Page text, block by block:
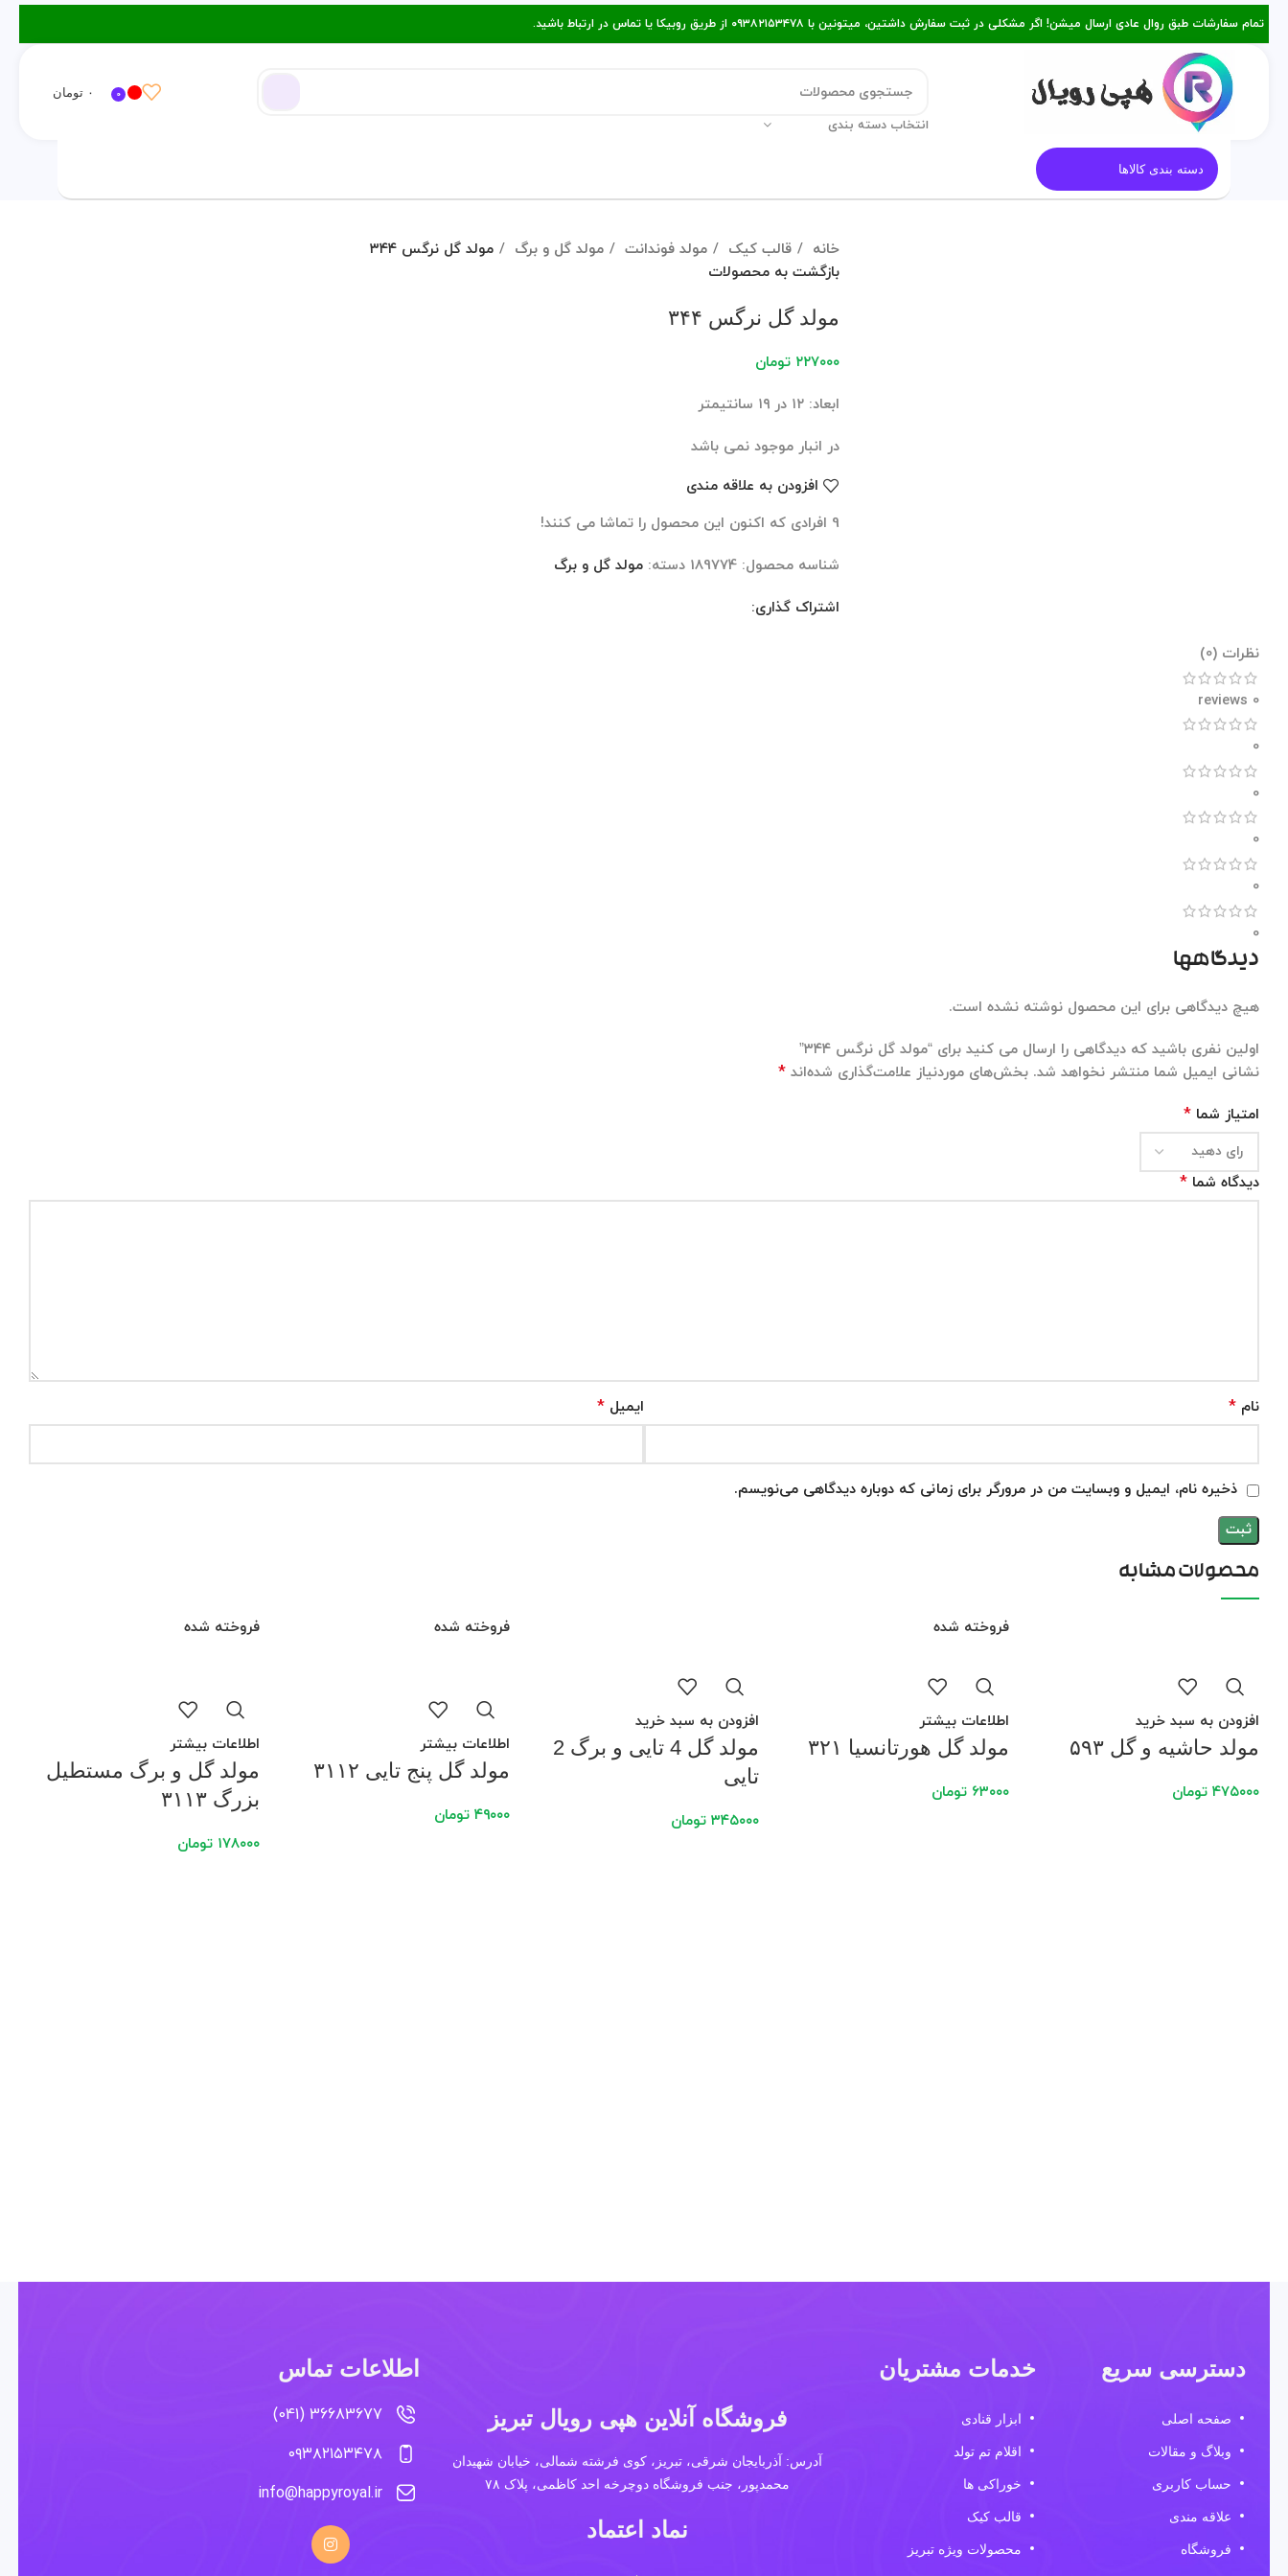
تمام سفارشات طبق روال عادی ارسال میشن! اگر مشکلی در ثبت سفارش داشتین، میتونین با ۰۹۳۸۲۱۵۳۴۷۸ از طریق روبیکا یا تماس در ارتباط باشید.
انتخاب دسته بندی
0 ۰ تومان
دسته بندی کالاها
خانه قالب کیک مولد فوندانت مولد گل و برگ
مولد گل نرگس ۳۴۴
بازگشت به محصولات
مولد گل نرگس ۳۴۴
۲۲۷۰۰۰ تومان
ابعاد: ۱۲ در ۱۹ سانتیمتر
در انبار موجود نمی باشد
افزودن به علاقه مندی
9 افرادی که اکنون این محصول را تماشا می کنند!
شناسه محصول: 189774 دسته: مولد گل و برگ
اشتراک گذاری:
نظرات (0)
0 reviews
0
0
0
0
0
دیدگاهها
هیچ دیدگاهی برای این محصول نوشته نشده است.
اولین نفری باشید که دیدگاهی را ارسال می کنید برای “مولد گل نرگس ۳۴۴”
نشانی ایمیل شما منتشر نخواهد شد. بخش‌های موردنیاز علامت‌گذاری شده‌اند *
امتیاز شما *
دیدگاه شما *
نام * ایمیل *
ذخیره نام، ایمیل و وبسایت من در مرورگر برای زمانی که دوباره دیدگاهی می‌نویسم.
محصولات مشابه
افزودن به سبد خرید
مولد حاشیه و گل ۵۹۳
۴۷۵۰۰۰ تومان
فروخته شده
اطلاعات بیشتر
مولد گل هورتانسیا ۳۲۱
۶۳۰۰۰ تومان
افزودن به سبد خرید
مولد گل 4 تایی و برگ 2
تایی
۳۴۵۰۰۰ تومان
فروخته شده
اطلاعات بیشتر
مولد گل پنج تایی ۳۱۱۲
۴۹۰۰۰ تومان
فروخته شده
اطلاعات بیشتر
مولد گل و برگ مستطیل
بزرگ ۳۱۱۳
۱۷۸۰۰۰ تومان
دسترسی سریع
صفحه اصلی
وبلاگ و مقالات
حساب کاربری
علاقه مندی
فروشگاه
خدمات مشتریان
ابزار قنادی
اقلام تم تولد
خوراکی ها
قالب کیک
محصولات ویژه تبریز
فروشگاه آنلاین هپی رویال تبریز
آدرس: آذربایجان شرقی، تبریز، کوی فرشته شمالی، خیابان شهیدان
محمدپور، جنب فروشگاه دوچرخه احد کاظمی، پلاک ۷۸
نماد اعتماد
اطلاعات تماس
36683677 (041)
۰۹۳۸۲۱۵۳۴۷۸
info@happyroyal.ir